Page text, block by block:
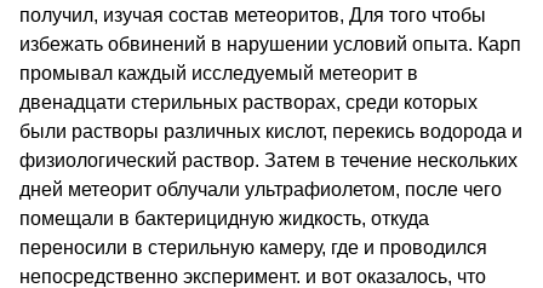
получил, изучая состав метеоритов, Для того чтобы
избежать обвинений в нарушении условий опыта. Карп
промывал каждый исследуемый метеорит в
двенадцати стерильных растворах, среди которых
были растворы различных кислот, перекись водорода и
физиологический раствор. Затем в течение нескольких
дней метеорит облучали ультрафиолетом, после чего
помещали в бактерицидную жидкость, откуда
переносили в стерильную камеру, где и проводился
непосредственно эксперимент. и вот оказалось, что